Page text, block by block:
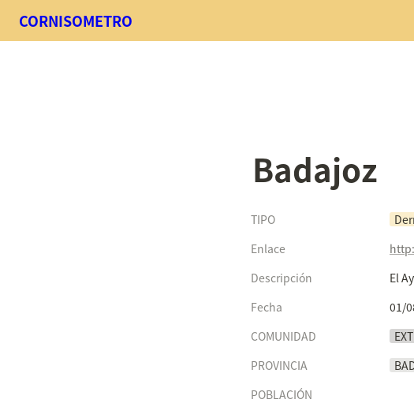
CORNISOMETRO
Badajoz
TIPO
Enlace
Descripción
El
Fecha
01/
COMUNIDAD
PROVINCIA
POBLACIÓN